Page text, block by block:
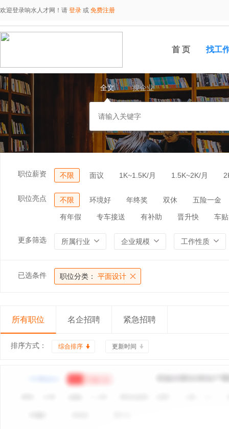
欢迎登录响水人才网！请 登录 或 免费注册
首 页 找工
全文 搜企业
职位薪资 不限 面议 1K~1.5K/月 1.5K~2K/月
职位亮点 不限 环境好 年终奖 双休 五险一金
有年假 专车接送 有补助 晋升快 车贴
更多筛选 所属行业 企业规模 工作性质
已选条件 职位分类： 平面设计
所有职位 名企招聘 紧急招聘
排序方式： 综合排序 更新时间